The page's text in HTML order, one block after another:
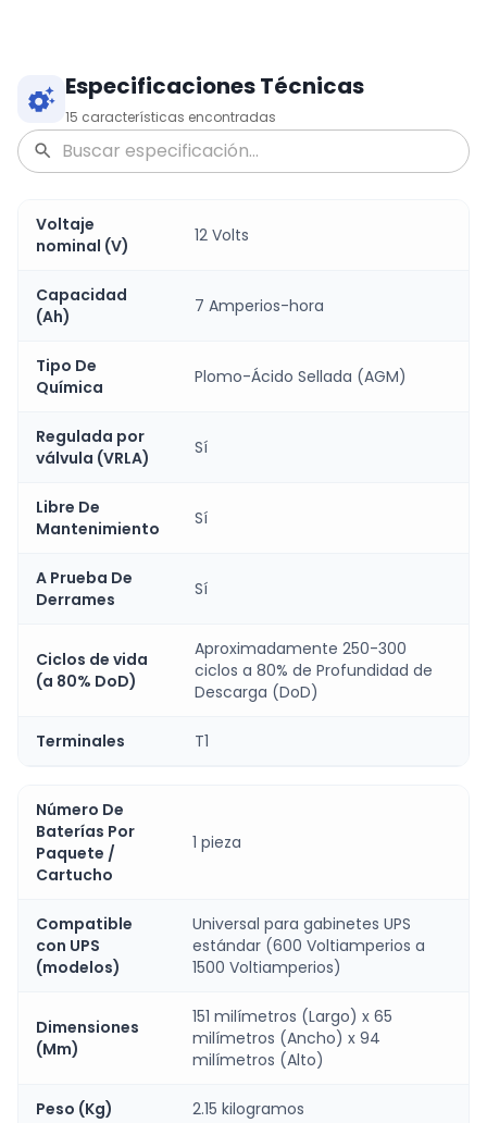
Especificaciones Técnicas
15 características encontradas
Voltaje
nominal (V)
12 Volts
Capacidad
(Ah)
7 Amperios-hora
Tipo De
Química
Plomo-Ácido Sellada (AGM)
Regulada por
válvula (VRLA)
Sí
Libre De
Mantenimiento
Sí
A Prueba De
Derrames
Sí
Ciclos de vida
(a 80% DoD)
Aproximadamente 250-300
ciclos a 80% de Profundidad de
Descarga (DoD)
Terminales T1
Número De
Baterías Por
Paquete /
Cartucho
1 pieza
Compatible
con UPS
(modelos)
Universal para gabinetes UPS
estándar (600 Voltiamperios a
1500 Voltiamperios)
Dimensiones
(Mm)
151 milímetros (Largo) x 65
milímetros (Ancho) x 94
milímetros (Alto)
Peso (Kg) 2.15 kilogramos